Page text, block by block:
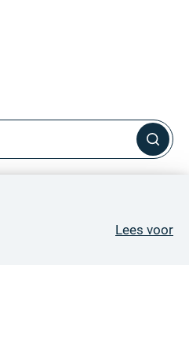
Lees voor